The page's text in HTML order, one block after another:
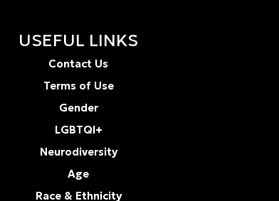
USEFUL LINKS
Contact Us
Terms of Use
Gender
LGBTQI+
Neurodiversity
Age
Race & Ethnicity